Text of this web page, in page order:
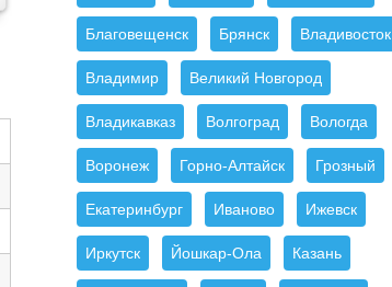
Благовещенск Брянск Владивосток
Владимир Великий Новгород
Владикавказ Волгоград Вологда
Воронеж Горно-Алтайск Грозный
Екатеринбург Иваново Ижевск
Иркутск Йошкар-Ола Казань